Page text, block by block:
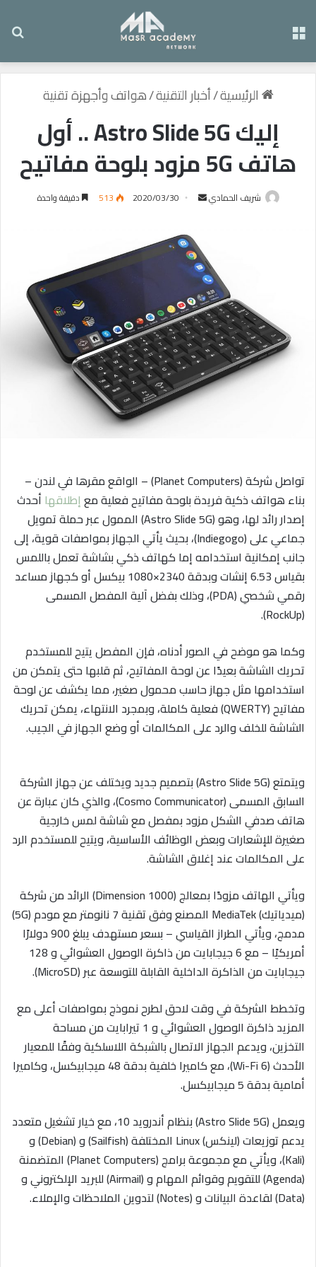
الرئيسية/أخبار التقنية/هواتف وأجهزة تقنية
إليك Astro Slide 5G .. أول
هاتف 5G مزود بلوحة مفاتيح
شريف الحمادي
ل
ب
ر
ي
د
ا
إ
ل
ك
ت
ا
2020/03/30
513 دقيقة واحدة
تواصل شركة (Planet Computers) – الواقع مقرها في لندن –
بناء هواتف ذكية فريدة بلوحة مفاتيح فعلية معإطلاقها أحدث
إصدار رائد لها، وهو (Astro Slide 5G) الممول عبر حملة تمويل
جماعي على (Indiegogo)، بحيث يأتي الجهاز بمواصفات قوية، إلى
جانب إمكانية استخدامه إما كهاتف ذكي بشاشة تعمل باللمس
بقياس 6.53 إنشات وبدقة 2340×1080 بيكسل أو كجهاز مساعد
رقمي شخصي (PDA)، وذلك بفضل آلية المفصل المسمى
(RockUp).
وكما هو موضح في الصور أدناه، فإن المفصل يتيح للمستخدم
تحريك الشاشة بعيدًا عن لوحة المفاتيح، ثم قلبها حتى يتمكن من
استخدامها مثل جهاز حاسب محمول صغير، مما يكشف عن لوحة
مفاتيح (QWERTY) فعلية كاملة، وبمجرد الانتهاء، يمكن تحريك
الشاشة للخلف والرد على المكالمات أو وضع الجهاز في الجيب.
ويتمتع (Astro Slide 5G) بتصميم جديد ويختلف عن جهاز الشركة
السابق المسمى (Cosmo Communicator)، والذي كان عبارة عن
هاتف صدفي الشكل مزود بمفصل مع شاشة لمس خارجية
صغيرة للإشعارات وبعض الوظائف الأساسية، ويتيح للمستخدم الرد
على المكالمات عند إغلاق الشاشة.
ويأتي الهاتف مزودًا بمعالج (Dimension 1000) الرائد من شركة
(ميدياتيك) MediaTek المصنع وفق تقنية 7 نانومتر مع مودم (5G)
مدمج، ويأتي الطراز القياسي – بسعر مستهدف يبلغ 900 دولارًا
أمريكيًا – مع 6 جيجابايت من ذاكرة الوصول العشوائي و 128
جيجابايت من الذاكرة الداخلية القابلة للتوسعة عبر (MicroSD).
وتخطط الشركة في وقت لاحق لطرح نموذج بمواصفات أعلى مع
المزيد ذاكرة الوصول العشوائي و 1 تيرابايت من مساحة
التخزين، ويدعم الجهاز الاتصال بالشبكة اللاسلكية وفقًا للمعيار
الأحدث (Wi-Fi 6)، مع كاميرا خلفية بدقة 48 ميجابيكسل، وكاميرا
أمامية بدقة 5 ميجابيكسل.
ويعمل (Astro Slide 5G) بنظام أندرويد 10، مع خيار تشغيل متعدد
يدعم توزيعات (لينكس) Linux المختلفة (Sailfish) و (Debian) و
(Kali)، ويأتي مع مجموعة برامج (Planet Computers) المتضمنة
(Agenda) للتقويم وقوائم المهام و (Airmail) للبريد الإلكتروني و
(Data) لقاعدة البيانات و (Notes) لتدوين الملاحظات والإملاء.